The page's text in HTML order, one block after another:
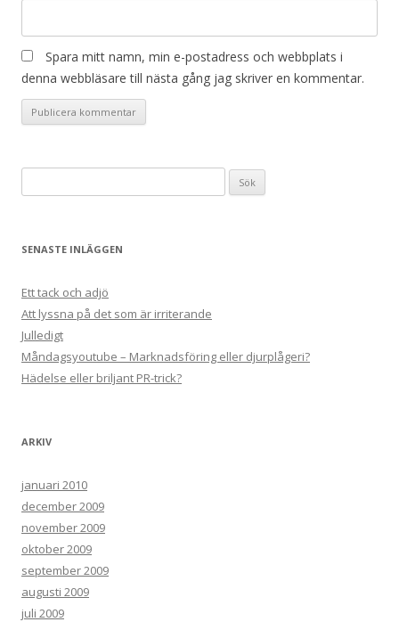
Spara mitt namn, min e-postadress och webbplats i
denna webbläsare till nästa gång jag skriver en kommentar.
efter:
SENASTE INLÄGGEN
Ett tack och adjö
Att lyssna på det som är irriterande
Julledigt
Måndagsyoutube – Marknadsföring eller djurplågeri?
Hädelse eller briljant PR-trick?
ARKIV
januari 2010
december 2009
november 2009
oktober 2009
september 2009
augusti 2009
juli 2009